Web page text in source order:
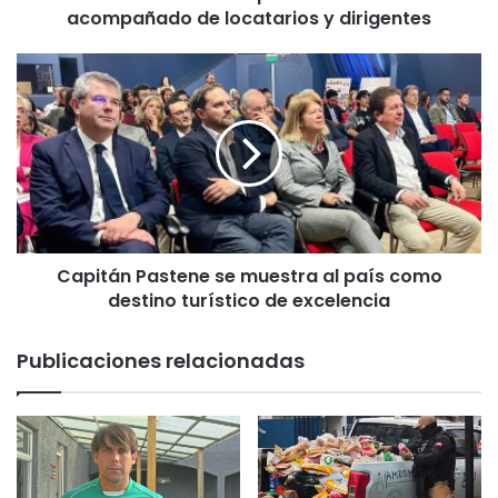
n
i
c
i
ó
c
i
e
r
c
a
p
a
ñ
acompañado de locatarios y dirigentes
C
a
p
i
t
á
n
P
a
e
s
e
m
u
e
Capitán Pastene se muestra al país como
destino turístico de excelencia
Publicaciones relacionadas